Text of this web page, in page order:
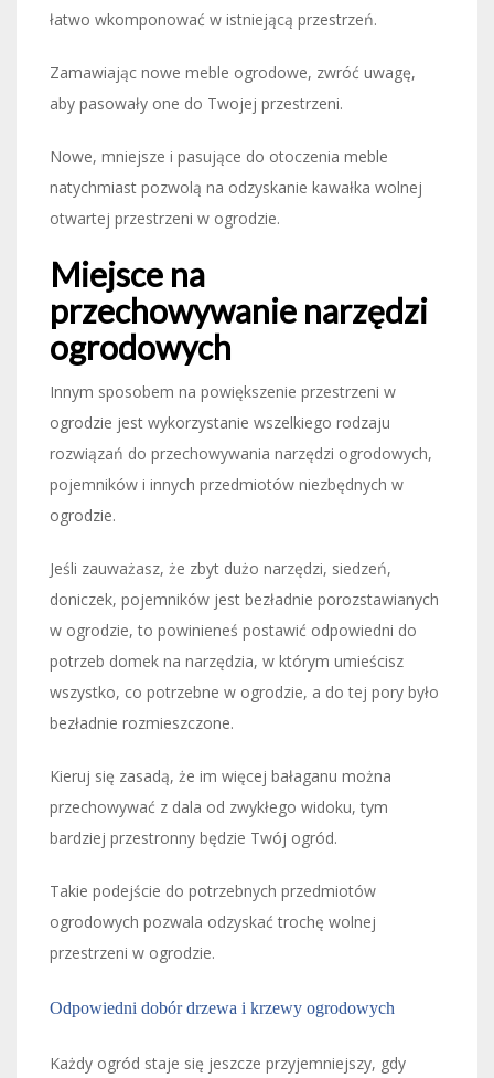
łatwo wkomponować w istniejącą przestrzeń.
Zamawiając nowe meble ogrodowe, zwróć uwagę,
aby pasowały one do Twojej przestrzeni.
Nowe, mniejsze i pasujące do otoczenia meble
natychmiast pozwolą na odzyskanie kawałka wolnej
otwartej przestrzeni w ogrodzie.
Miejsce na
przechowywanie narzędzi
ogrodowych
Innym sposobem na powiększenie przestrzeni w
ogrodzie jest wykorzystanie wszelkiego rodzaju
rozwiązań do przechowywania narzędzi ogrodowych,
pojemników i innych przedmiotów niezbędnych w
ogrodzie.
Jeśli zauważasz, że zbyt dużo narzędzi, siedzeń,
doniczek, pojemników jest bezładnie porozstawianych
w ogrodzie, to powinieneś postawić odpowiedni do
potrzeb domek na narzędzia, w którym umieścisz
wszystko, co potrzebne w ogrodzie, a do tej pory było
bezładnie rozmieszczone.
Kieruj się zasadą, że im więcej bałaganu można
przechowywać z dala od zwykłego widoku, tym
bardziej przestronny będzie Twój ogród.
Takie podejście do potrzebnych przedmiotów
ogrodowych pozwala odzyskać trochę wolnej
przestrzeni w ogrodzie.
Odpowiedni dobór drzewa i krzewy ogrodowych
Każdy ogród staje się jeszcze przyjemniejszy, gdy